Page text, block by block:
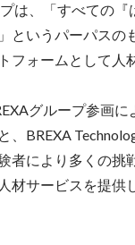
は、「すべての
というパーパス
フォームとして人
グループ参画
、BREXA
者により多くの挑
材サービスを提供